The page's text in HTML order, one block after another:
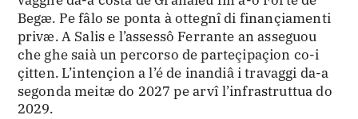
Begæ. Pe fâlo se ponta à ottegnî di finançiamenti
privæ. A Salis e l’assessô Ferrante an asseguou
che ghe saià un percorso de parteçipaçion co-i
çitten. L’intençion a l’é de inandiâ i travaggi da-a
segonda meitæ do 2027 pe arvî l’infrastruttua do
2029.